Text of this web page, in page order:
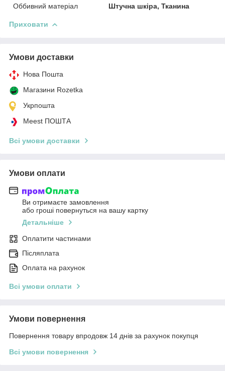
Оббивний матеріал
Штучна шкіра, Тканина
Приховати
Умови доставки
Нова Пошта
Магазини Rozetka
Укрпошта
Meest ПОШТА
Всі умови доставки
Умови оплати
Ви отримаєте замовлення
або гроші повернуться на вашу картку
Детальніше
Оплатити частинами
Післяплата
Оплата на рахунок
Всі умови оплати
Умови повернення
Повернення товару впродовж 14 днів за рахунок покупця
Всі умови повернення